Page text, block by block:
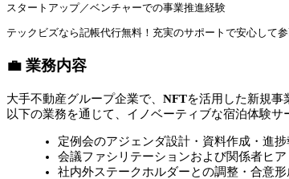
スタートアップ／ベンチャーでの事業推進経験
テックビズなら記帳代行無料！充実のサポートで安心して
💼 業務内容
大手不動産グループ企業で、 NFTを活用した新規事
以下の業務を通じて、イノベーティブな宿泊体験サ
定例会のアジェンダ設計・資料作成・進
会議ファシリテーションおよび関係者ヒ
社内外ステークホルダーとの調整・合意形